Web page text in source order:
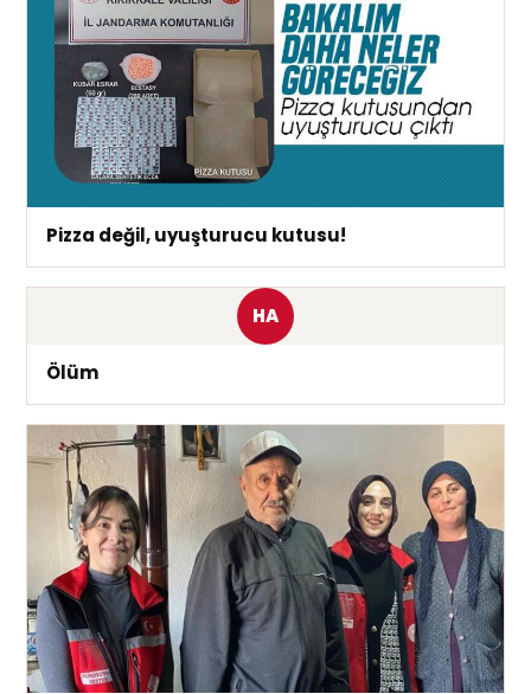
Pizza değil, uyuşturucu kutusu!
HA
Ölüm